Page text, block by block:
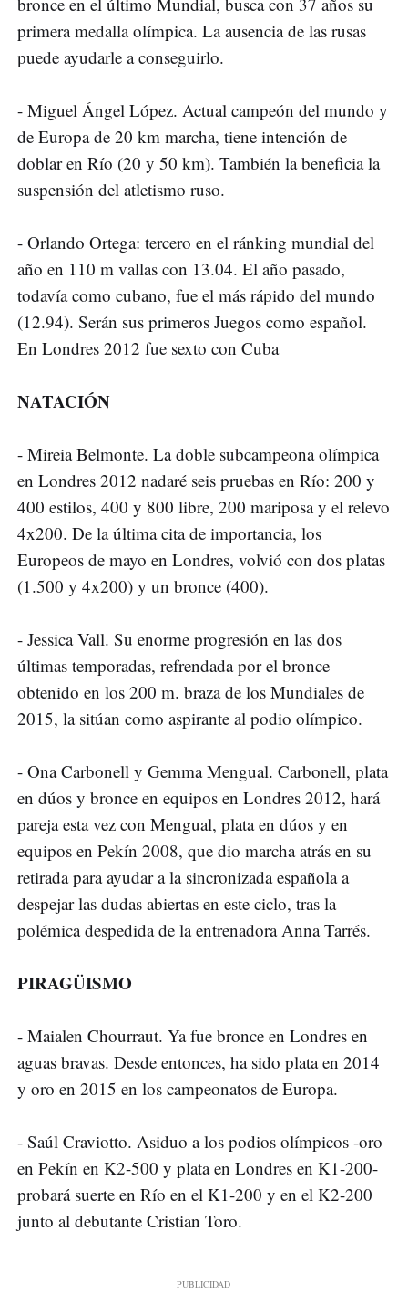
primera medalla olímpica. La ausencia de las rusas
puede ayudarle a conseguirlo.
- Miguel Ángel López. Actual campeón del mundo y
de Europa de 20 km marcha, tiene intención de
doblar en Río (20 y 50 km). También la beneficia la
suspensión del atletismo ruso.
- Orlando Ortega: tercero en el ránking mundial del
año en 110 m vallas con 13.04. El año pasado,
todavía como cubano, fue el más rápido del mundo
(12.94). Serán sus primeros Juegos como español.
En Londres 2012 fue sexto con Cuba
NATACIÓN
- Mireia Belmonte. La doble subcampeona olímpica
en Londres 2012 nadaré seis pruebas en Río: 200 y
400 estilos, 400 y 800 libre, 200 mariposa y el relevo
4x200. De la última cita de importancia, los
Europeos de mayo en Londres, volvió con dos platas
(1.500 y 4x200) y un bronce (400).
- Jessica Vall. Su enorme progresión en las dos
últimas temporadas, refrendada por el bronce
obtenido en los 200 m. braza de los Mundiales de
2015, la sitúan como aspirante al podio olímpico.
- Ona Carbonell y Gemma Mengual. Carbonell, plata
en dúos y bronce en equipos en Londres 2012, hará
pareja esta vez con Mengual, plata en dúos y en
equipos en Pekín 2008, que dio marcha atrás en su
retirada para ayudar a la sincronizada española a
despejar las dudas abiertas en este ciclo, tras la
polémica despedida de la entrenadora Anna Tarrés.
PIRAGÜISMO
- Maialen Chourraut. Ya fue bronce en Londres en
aguas bravas. Desde entonces, ha sido plata en 2014
y oro en 2015 en los campeonatos de Europa.
- Saúl Craviotto. Asiduo a los podios olímpicos -oro
en Pekín en K2-500 y plata en Londres en K1-200-
probará suerte en Río en el K1-200 y en el K2-200
junto al debutante Cristian Toro.